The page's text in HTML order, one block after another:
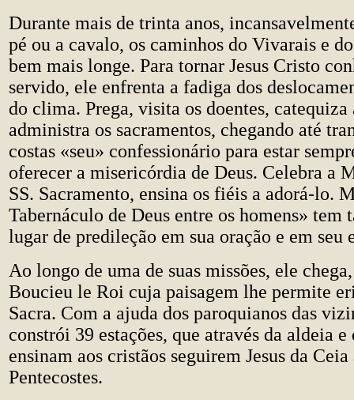
Durante mais de trinta anos,
pé ou a cavalo, os caminhos do Vivarais e
bem mais longe. Para tornar Jesus Cristo
servido, ele enfrenta a fadiga dos
do clima. Prega, visita os doentes, catequiza
administra os sacramentos, chegando até
costas «seu» confessionário para estar
oferecer a misericórdia de Deus. Celebra a
SS. Sacramento, ensina os fiéis a adorá-lo.
Tabernáculo de Deus entre os homens» tem
lugar de predileção em sua oração e em seu
Ao longo de uma de suas missões, ele
Boucieu le Roi cuja paisagem lhe permite
Sacra. Com a ajuda dos paroquianos das
constrói 39 estações, que através da aldeia e
ensinam aos cristãos seguirem Jesus da Ceia
Pentecostes.